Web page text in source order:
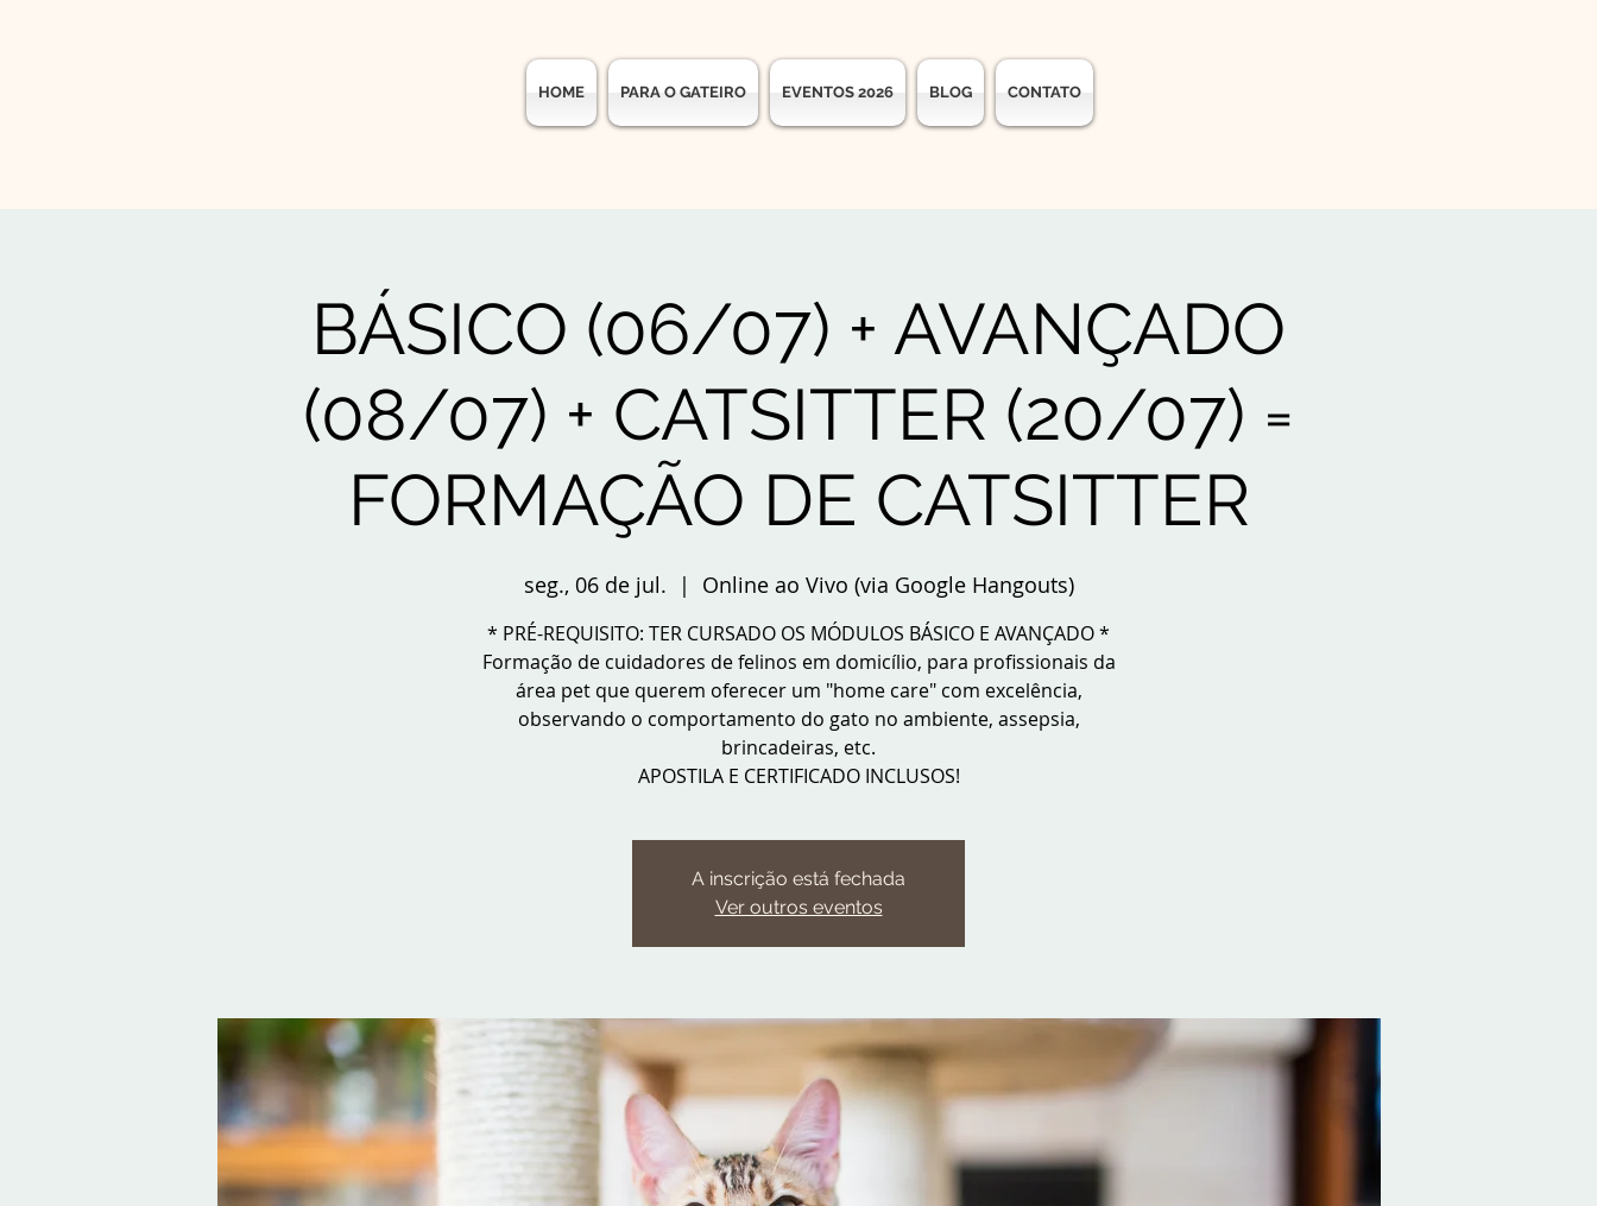
HOME PARA O GATEIRO EVENTOS 2026 BLOG CONTATO
BÁSICO (06/07) + AVANÇADO
(08/07) + CATSITTER (20/07) =
FORMAÇÃO DE CATSITTER
seg., 06 de jul.
  |
Online ao Vivo (via Google Hangouts)
* PRÉ-REQUISITO: TER CURSADO OS MÓDULOS BÁSICO E AVANÇADO *
Formação de cuidadores de felinos em domicílio, para profissionais da
área pet que querem oferecer um "home care" com excelência,
observando o comportamento do gato no ambiente, assepsia,
brincadeiras, etc.
APOSTILA E CERTIFICADO INCLUSOS!
A inscrição está fechada
Ver outros eventos